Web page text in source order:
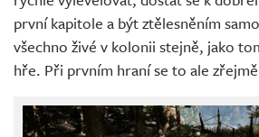
první kapitole a být ztělesněním
všechno živé v kolonii stejně, jako
hře. Při prvním hraní se to ale